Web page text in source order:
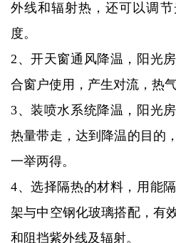
外线和辐射热，还可以调
度。
2、开天窗通风降温，阳光
合窗户使用，产生对流，热
3、装喷水系统降温，阳光
热量带走，达到降温的目的
一举两得。
4、选择隔热的材料，用能
架与中空钢化玻璃搭配，有
和阻挡紫外线及辐射。